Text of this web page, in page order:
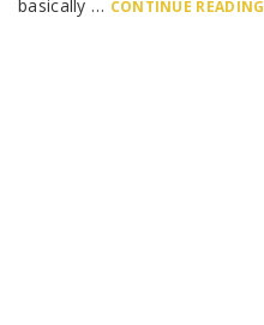
basically … CONTINUE READING